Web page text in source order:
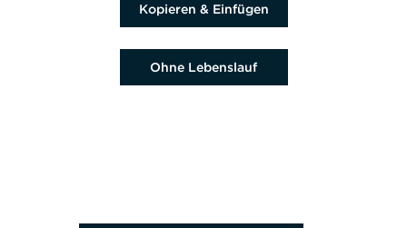
Kopieren & Einfügen
Ohne Lebenslauf